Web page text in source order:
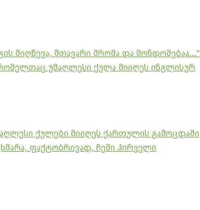
მიღწევა, მთავარი შრომა და მონდომებაა..."
უმაღლესი ქულა მიიღეს ინგლისურ
ქულები მიიღეს ქართულის გამოცდაში
ფაქტობრივად, ჩემი პირველი